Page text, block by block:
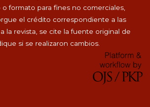
formato para fines no comerciales,
el crédito correspondiente a las
la revista, se cite la fuente original de
si se realizaron cambios.